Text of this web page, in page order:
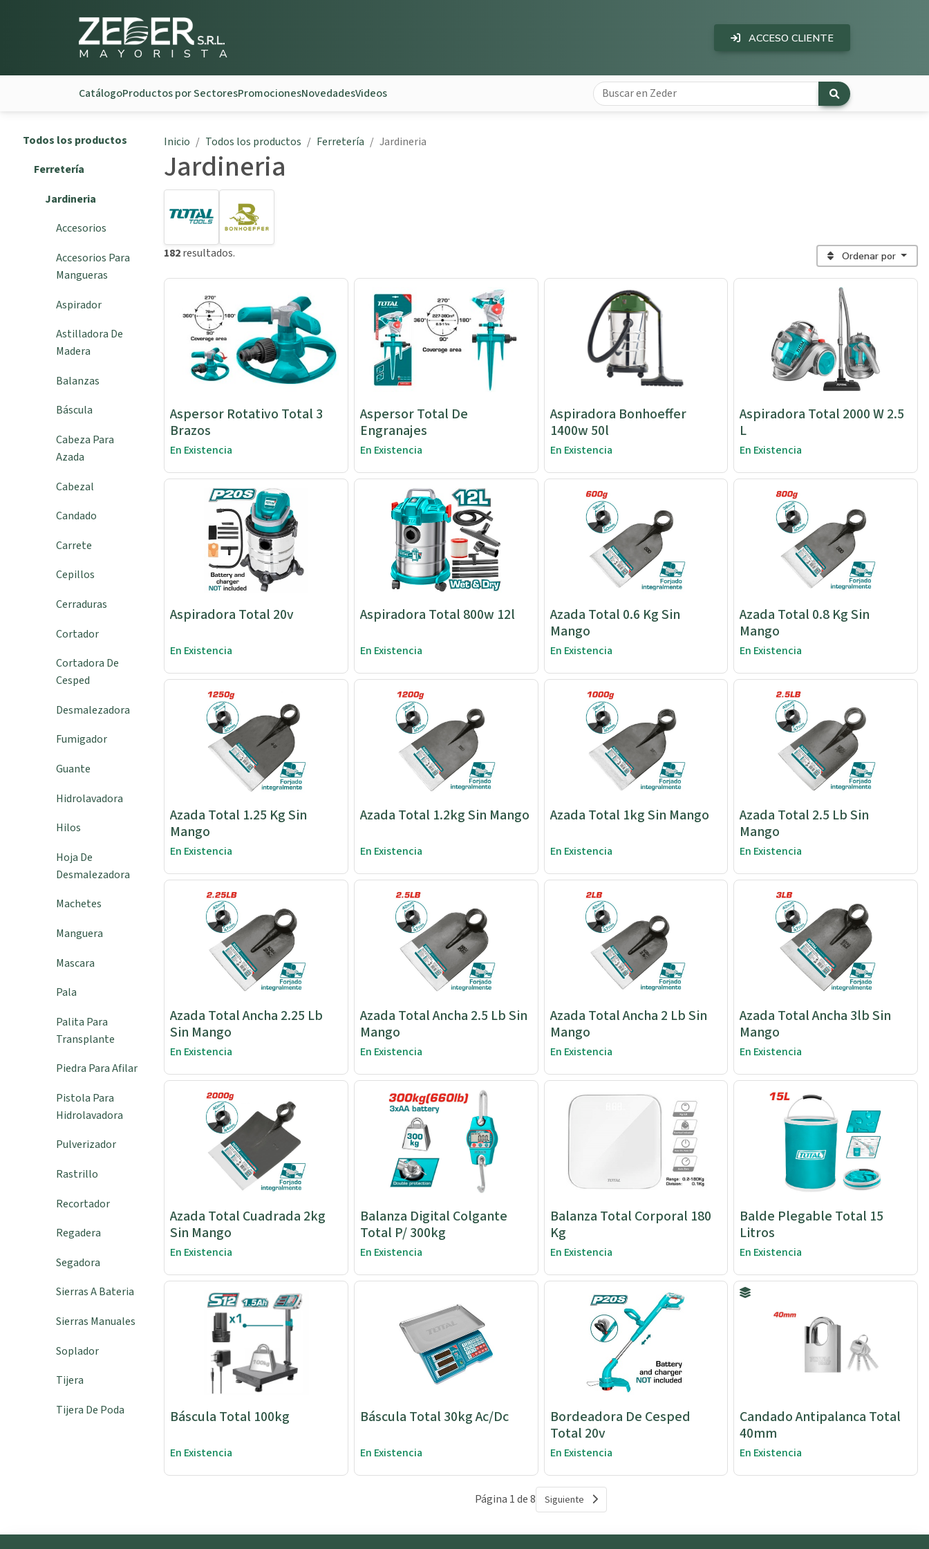
M A Y O R I S T A
ACCESO CLIENTE
CatálogoProductos por SectoresPromocionesNovedadesVideos
Todos los productos
Ferretería
Jardineria
Accesorios
Accesorios Para
Mangueras
Aspirador
Astilladora De
Madera
Balanzas
Báscula
Cabeza Para
Azada
Cabezal
Candado
Carrete
Cepillos
Cerraduras
Cortador
Cortadora De
Cesped
Desmalezadora
Fumigador
Guante
Hidrolavadora
Hilos
Hoja De
Desmalezadora
Machetes
Manguera
Mascara
Pala
Palita Para
Transplante
Piedra Para Afilar
Pistola Para
Hidrolavadora
Pulverizador
Rastrillo
Recortador
Regadera
Segadora
Sierras A Bateria
Sierras Manuales
Soplador
Tijera
Tijera De Poda
Inicio Todos los productos Ferretería Jardineria
Jardineria
182resultados. Ordenar por
Aspersor Rotativo Total 3
Brazos
En Existencia
Aspersor Total De
Engranajes
En Existencia
Aspiradora Bonhoeffer
1400w 50l
En Existencia
Aspiradora Total 2000 W 2.5
L
En Existencia
Aspiradora Total 20v
En Existencia
Aspiradora Total 800w 12l
En Existencia
Azada Total 0.6 Kg Sin
Mango
En Existencia
Azada Total 0.8 Kg Sin
Mango
En Existencia
Azada Total 1.25 Kg Sin
Mango
En Existencia
Azada Total 1.2kg Sin Mango
En Existencia
Azada Total 1kg Sin Mango
En Existencia
Azada Total 2.5 Lb Sin
Mango
En Existencia
Azada Total Ancha 2.25 Lb
Sin Mango
En Existencia
Azada Total Ancha 2.5 Lb Sin
Mango
En Existencia
Azada Total Ancha 2 Lb Sin
Mango
En Existencia
Azada Total Ancha 3lb Sin
Mango
En Existencia
Azada Total Cuadrada 2kg
Sin Mango
En Existencia
Balanza Digital Colgante
Total P/ 300kg
En Existencia
Balanza Total Corporal 180
Kg
En Existencia
Balde Plegable Total 15
Litros
En Existencia
Báscula Total 100kg
En Existencia
Báscula Total 30kg Ac/Dc
En Existencia
Bordeadora De Cesped
Total 20v
En Existencia
Candado Antipalanca Total
40mm
En Existencia
Página 1 de 8 Siguiente